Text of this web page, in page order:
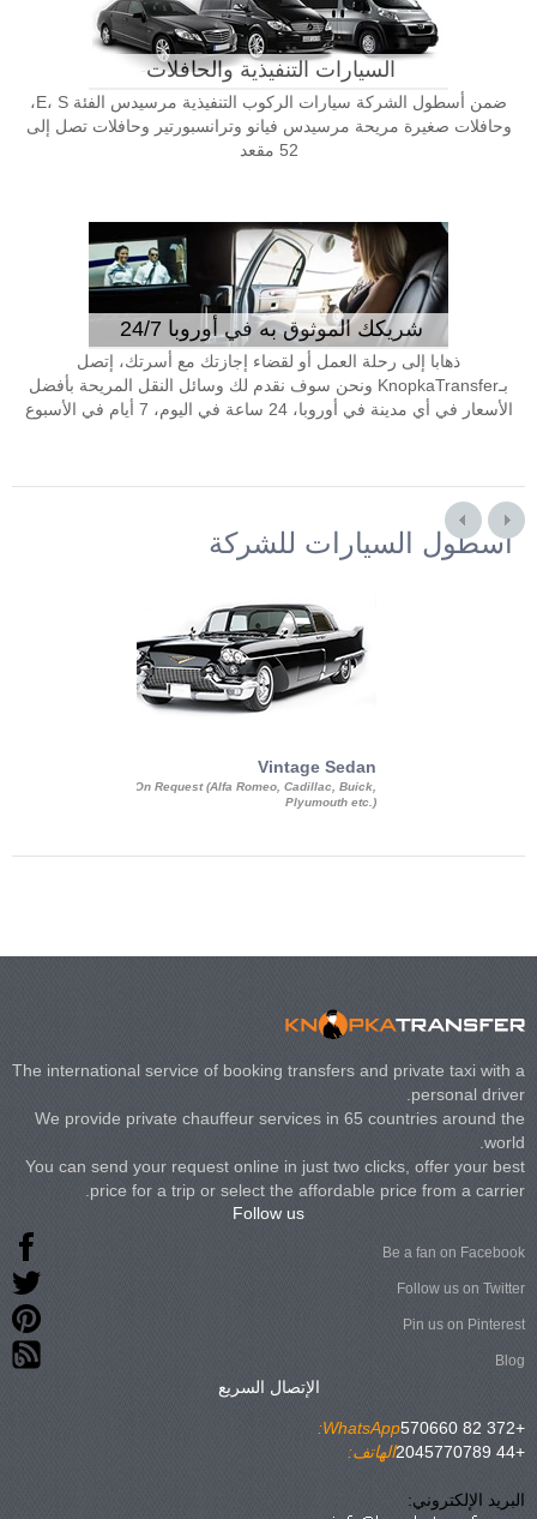
السيارات التنفيذية والحافلات
ضمن أسطول الشركة سيارات الركوب التنفيذية مرسيدس الفئة E، S،
وحافلات صغيرة مريحة مرسيدس فيانو وترانسبورتير وحافلات تصل إلى
52 مقعد
شريكك الموثوق به في أوروبا 24/7
ذهابا إلى رحلة العمل أو لقضاء إجازتك مع أسرتك، إتصل
بـKnopkaTransfer ونحن سوف نقدم لك وسائل النقل المريحة بأفضل
الأسعار في أي مدينة في أوروبا، 24 ساعة في اليوم، 7 أيام في الأسبوع
أسطول السيارات للشركة
Vintage Sedan
On Request (Alfa Romeo, Cadillac, Buick,
Plyumouth etc.)
The international service of booking transfers and private taxi with a
personal driver.
We provide private chauffeur services in 65 countries around the
world.
You can send your request online in just two clicks, offer your best
price for a trip or select the affordable price from a carrier.
Follow us
Be a fan on Facebook
Follow us on Twitter
Pin us on Pinterest
Blog
الإتصال السريع
WhatsApp:
+372 82 570660
الهاتف:
+44 2045770789
البريد الإلكتروني: